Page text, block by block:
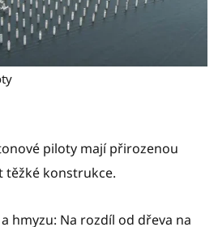
piloty mají přirozenou
těžké konstrukce.
hmyzu: Na rozdíl od dřeva na